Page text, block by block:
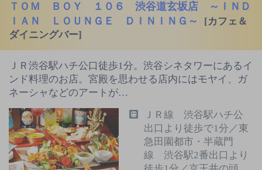
ＴＯＭ ＢＯＹ １０６ 渋谷道玄坂店 ～ＩＮＤ
ＩＡＮ ＬＯＵＮＧＥ ＤＩＮＩＮＧ～
[カフェ＆
ダイニングバー]
ＪＲ渋谷駅ハチ公口徒歩1分。渋谷シネタワーにあるイ
ンド料理のお店。宮殿を思わせる店内にはモヤイ、ガ
ネーシャなどのアートが…
ＪＲ線 渋谷駅ハチ公
出口より徒歩で1分／東
急田園都市・半蔵門
線 渋谷駅2番出口より